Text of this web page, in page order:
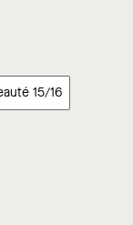
15/16